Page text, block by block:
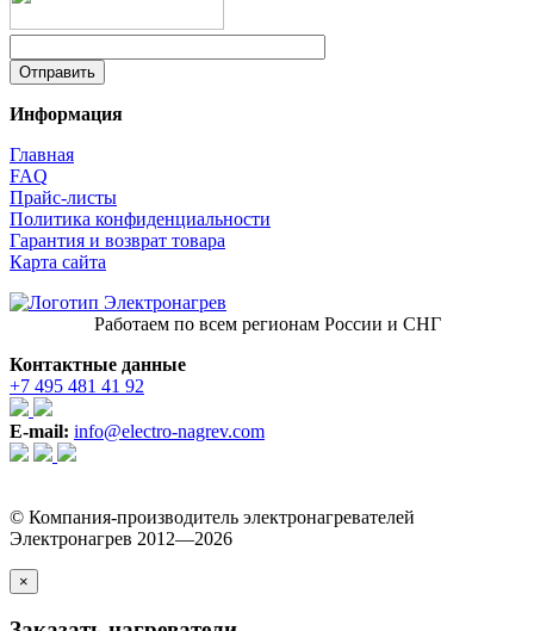
Информация
Главная
FAQ
Прайс-листы
Политика конфиденциальности
Гарантия и возврат товара
Карта сайта
Работаем по всем регионам России и СНГ
Контактные данные
+7 495 481 41 92
E-mail: info@electro-nagrev.com
© Компания-производитель электронагревателей
Электронагрев 2012—2026
×